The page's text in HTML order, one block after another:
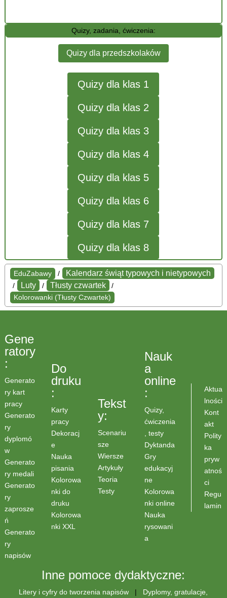
Quizy, zadania, ćwiczenia:
Quizy dla przedszkolaków
Quizy dla klas 1
Quizy dla klas 2
Quizy dla klas 3
Quizy dla klas 4
Quizy dla klas 5
Quizy dla klas 6
Quizy dla klas 7
Quizy dla klas 8
EduZabawy / Kalendarz świąt typowych i nietypowych
/ Luty / Tłusty czwartek
/
Kolorowanki (Tłusty Czwartek)
Gene
ratory
:
Generato
ry kart
pracy
Generato
ry
dyplomó
w
Generato
ry medali
Generato
ry
zaprosze
ń
Generato
ry
napisów
Do
druku
:
Karty
pracy
Dekoracj
e
Nauka
pisania
Kolorowa
nki do
druku
Kolorowa
nki XXL
Tekst
y:
Scenariu
sze
Wiersze
Artykuły
Teoria
Testy
Nauk
a
online
:
Quizy,
ćwiczenia
, testy
Dyktanda
Gry
edukacyj
ne
Kolorowa
nki online
Nauka
rysowani
a
Aktua
lności
Kont
akt
Polity
ka
pryw
atnoś
ci
Regu
lamin
Inne pomoce dydaktyczne:
Litery i cyfry do tworzenia napisów | Dyplomy, gratulacje,